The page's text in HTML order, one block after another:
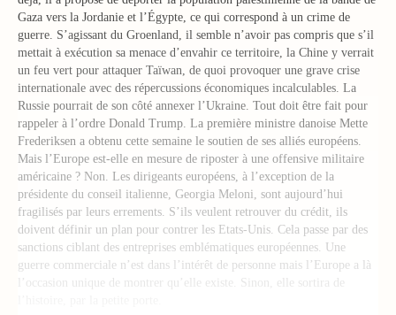
Gaza vers la Jordanie et l’Égypte, ce qui correspond à un crime de
guerre. S’agissant du Groenland, il semble n’avoir pas compris que s’il
mettait à exécution sa menace d’envahir ce territoire, la Chine y verrait
un feu vert pour attaquer Taïwan, de quoi provoquer une grave crise
internationale avec des répercussions économiques incalculables. La
Russie pourrait de son côté annexer l’Ukraine. Tout doit être fait pour
rappeler à l’ordre Donald Trump. La première ministre danoise Mette
Frederiksen a obtenu cette semaine le soutien de ses alliés européens.
Mais l’Europe est-elle en mesure de riposter à une offensive militaire
américaine ? Non. Les dirigeants européens, à l’exception de la
présidente du conseil italienne, Georgia Meloni, sont aujourd’hui
fragilisés par leurs errements. S’ils veulent retrouver du crédit, ils
doivent définir un plan pour contrer les Etats-Unis. Cela passe par des
sanctions ciblant des entreprises emblématiques européennes. Une
guerre commerciale n’est dans l’intérêt de personne mais l’Europe a là
l’occasion unique de montrer qu’elle existe. Sinon, elle sortira de